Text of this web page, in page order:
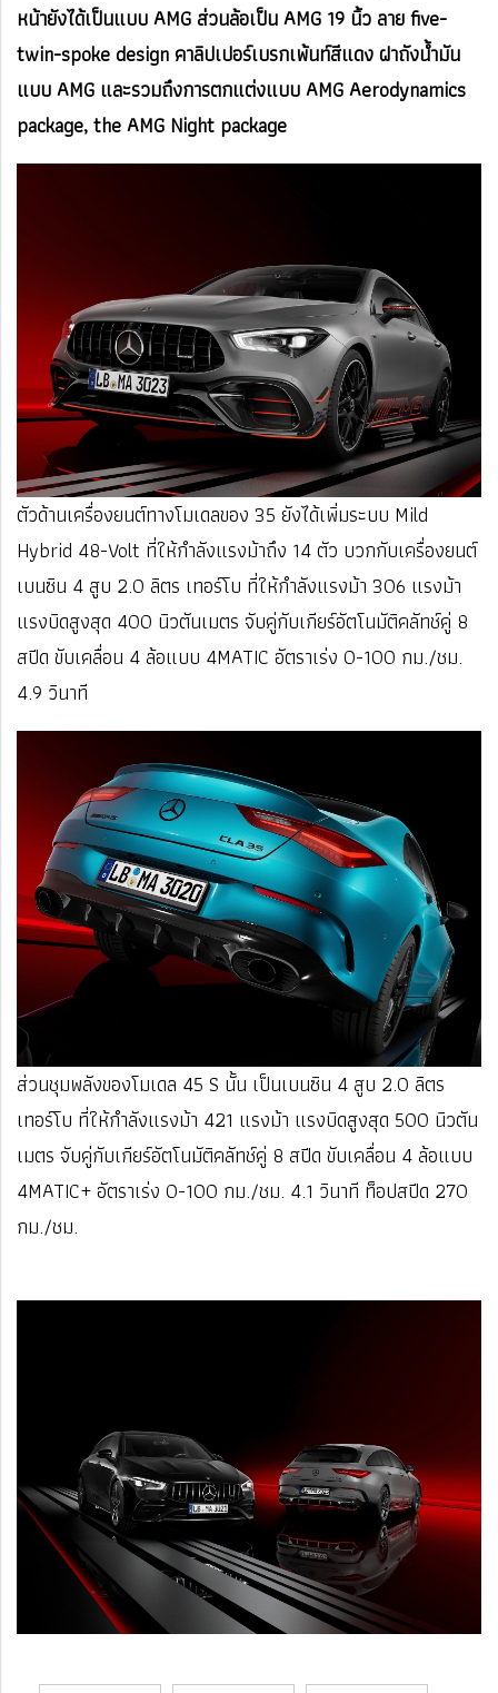
หน้ายังได้เป็นแบบ AMG ส่วนล้อเป็น AMG 19 นิ้ว ลาย five-
twin-spoke design คาลิปเปอร์เบรกเพ้นท์สีแดง ฝาถังน้ำมัน
แบบ AMG และรวมถึงการตกแต่งแบบ AMG Aerodynamics
package, the AMG Night package
ตัวด้านเครื่องยนต์ทางโมเดลของ 35 ยังได้เพิ่มระบบ Mild
Hybrid 48-Volt ที่ให้กำลังแรงม้าถึง 14 ตัว บวกกับเครื่องยนต์
เบนซิน 4 สูบ 2.0 ลิตร เทอร์โบ ที่ให้กำลังแรงม้า 306 แรงม้า
แรงบิดสูงสุด 400 นิวตันเมตร จับคู่กับเกียร์อัตโนมัติคลัทช์คู่ 8
สปีด ขับเคลื่อน 4 ล้อแบบ 4MATIC อัตราเร่ง 0-100 กม./ชม.
4.9 วินาที
ส่วนชุมพลังของโมเดล 45 S นั้น เป็นเบนซิน 4 สูบ 2.0 ลิตร
เทอร์โบ ที่ให้กำลังแรงม้า 421 แรงม้า แรงบิดสูงสุด 500 นิวตัน
เมตร จับคู่กับเกียร์อัตโนมัติคลัทช์คู่ 8 สปีด ขับเคลื่อน 4 ล้อแบบ
4MATIC+ อัตราเร่ง 0-100 กม./ชม. 4.1 วินาที ท็อปสปีด 270
กม./ชม.